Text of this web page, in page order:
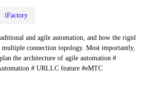
iFactory
and agile automation, and how the rigid
connection topology. Most importantly,
the architecture of agile automation #
# URLLC feature #eMTC